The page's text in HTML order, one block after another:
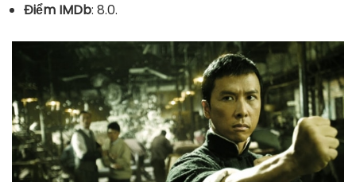
Điểm IMDb: 8.0.